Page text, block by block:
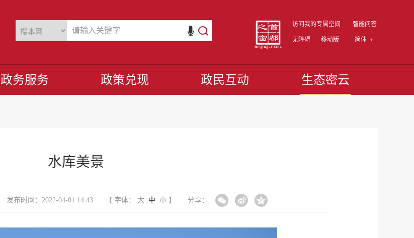
访问我的专属空间 智能问答
无障碍 移动版 简体
政务服务 政策兑现 政民互动 生态密云
水库美景
发布时间：2022-04-01 14:43 【 字体： 大 中 小】 分享：